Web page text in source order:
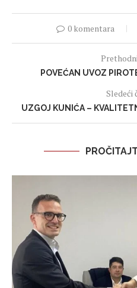
0 komentara
POVEĆAN UVOZ
Sledeći
UZGOJ KUNIĆA –